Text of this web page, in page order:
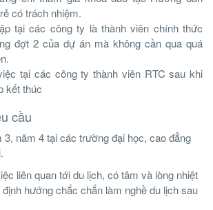
có trách nhiệm.
tại các công ty là thành viên chính thức
đợt 2 của dự án mà không cần qua quá
tại các công ty thành viên RTC sau khi
kết thúc
cầu
3, năm 4 tại các trường đại học, cao đẳng
liên quan tới du lịch, có tâm và lòng nhiệt
hướng chắc chắn làm nghề du lịch sau